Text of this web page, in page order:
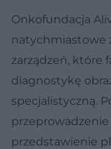
Onkofundacja
natychmiastowe
zarządzeń, które
diagnostykę
specjalistyczną.
przedstawienie